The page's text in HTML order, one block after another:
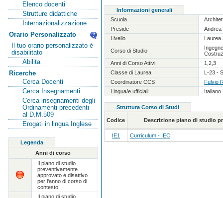
Elenco docenti
Strutture didattiche
Internazionalizzazione
Orario Personalizzato
Il tuo orario personalizzato è
disabilitato
Abilita
Ricerche
Cerca Docenti
Cerca Insegnamenti
Cerca insegnamenti degli
Ordinamenti precedenti
al D.M.509
Erogati in lingua Inglese
Legenda
Anni di corso
Il piano di studio
preventivamente
approvato è disattivo
per l'anno di corso di
contesto
Il piano di studio
Informazioni generali
Scuola
Preside
Andrea
Livello
Laurea
Corso di Studio
Anni di Corso Attivi
1,2,3
Classe di Laurea
L-23 -
Coordinatore CCS
Fulvio
Lingua/e ufficiali
Italiano
Struttura Corso di Studi
Codice Descrizione piano di studio
IE1 Curriculum - IEC